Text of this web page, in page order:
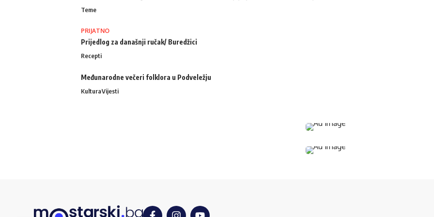
Teme
PRIJATNO
Prijedlog za današnji ručak/ Buredžici
Recepti
Međunarodne večeri folklora u Podveležju
KulturaVijesti